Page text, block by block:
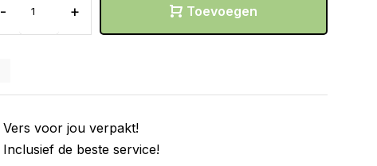
- + Toevoegen
Vers voor jou verpakt!
Inclusief de beste service!